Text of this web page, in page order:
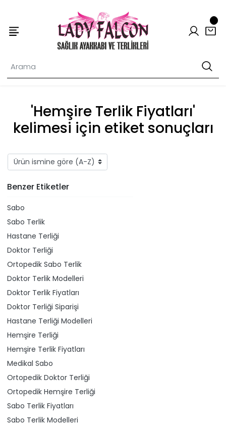
'Hemşire Terlik Fiyatları'
kelimesi için etiket sonuçları
Benzer Etiketler
Sabo
Sabo Terlik
Hastane Terliği
Doktor Terliği
Ortopedik Sabo Terlik
Doktor Terlik Modelleri
Doktor Terlik Fiyatları
Doktor Terliği Siparişi
Hastane Terliği Modelleri
Hemşire Terliği
Hemşire Terlik Fiyatları
Medikal Sabo
Ortopedik Doktor Terliği
Ortopedik Hemşire Terliği
Sabo Terlik Fiyatları
Sabo Terlik Modelleri